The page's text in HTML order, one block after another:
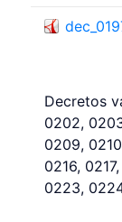
Decretos
0202,
0209,
0216,
0223,